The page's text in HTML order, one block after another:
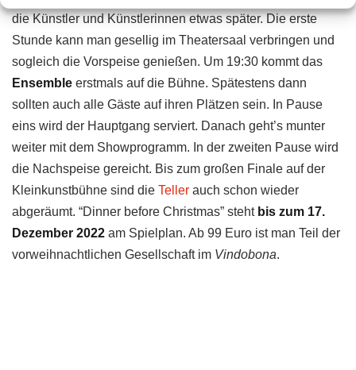
die Künstler und Künstlerinnen etwas später. Die erste
Stunde kann man gesellig im Theatersaal verbringen und
sogleich die Vorspeise genießen. Um 19:30 kommt das
Ensemble erstmals auf die Bühne. Spätestens dann
sollten auch alle Gäste auf ihren Plätzen sein. In Pause
eins wird der Hauptgang serviert. Danach geht’s munter
weiter mit dem Showprogramm. In der zweiten Pause wird
die Nachspeise gereicht. Bis zum großen Finale auf der
Kleinkunstbühne sind die Teller auch schon wieder
abgeräumt. “Dinner before Christmas” steht bis zum 17.
Dezember 2022 am Spielplan. Ab 99 Euro ist man Teil der
vorweihnachtlichen Gesellschaft im Vindobona.